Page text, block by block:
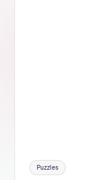
Etiquetas:
Puzzles